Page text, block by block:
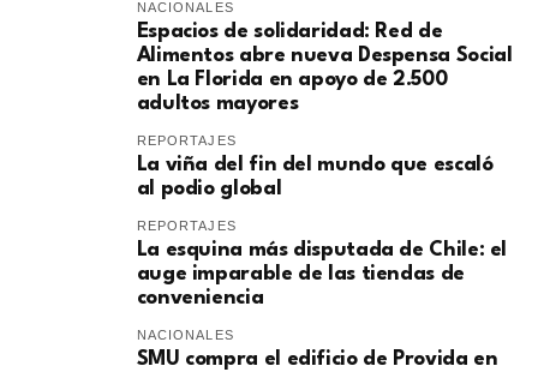
NACIONALES
Espacios de solidaridad: Red de
Alimentos abre nueva Despensa Social
en La Florida en apoyo de 2.500
adultos mayores
REPORTAJES
La viña del fin del mundo que escaló
al podio global
REPORTAJES
La esquina más disputada de Chile: el
auge imparable de las tiendas de
conveniencia
NACIONALES
SMU compra el edificio de Provida en